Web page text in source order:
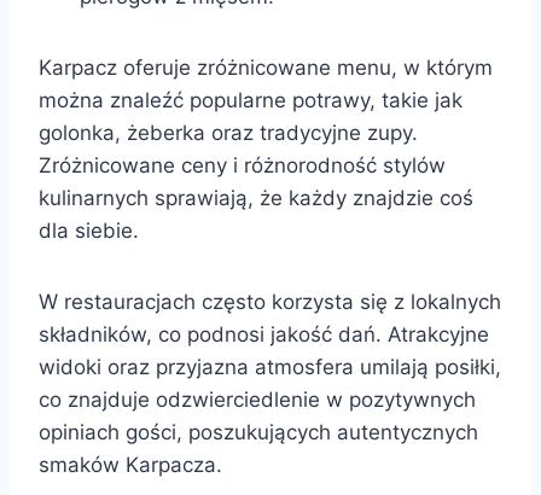
Karpacz oferuje zróżnicowane menu, w którym
można znaleźć popularne potrawy, takie jak
golonka, żeberka oraz tradycyjne zupy.
Zróżnicowane ceny i różnorodność stylów
kulinarnych sprawiają, że każdy znajdzie coś
dla siebie.
W restauracjach często korzysta się z lokalnych
składników, co podnosi jakość dań. Atrakcyjne
widoki oraz przyjazna atmosfera umilają posiłki,
co znajduje odzwierciedlenie w pozytywnych
opiniach gości, poszukujących autentycznych
smaków Karpacza.